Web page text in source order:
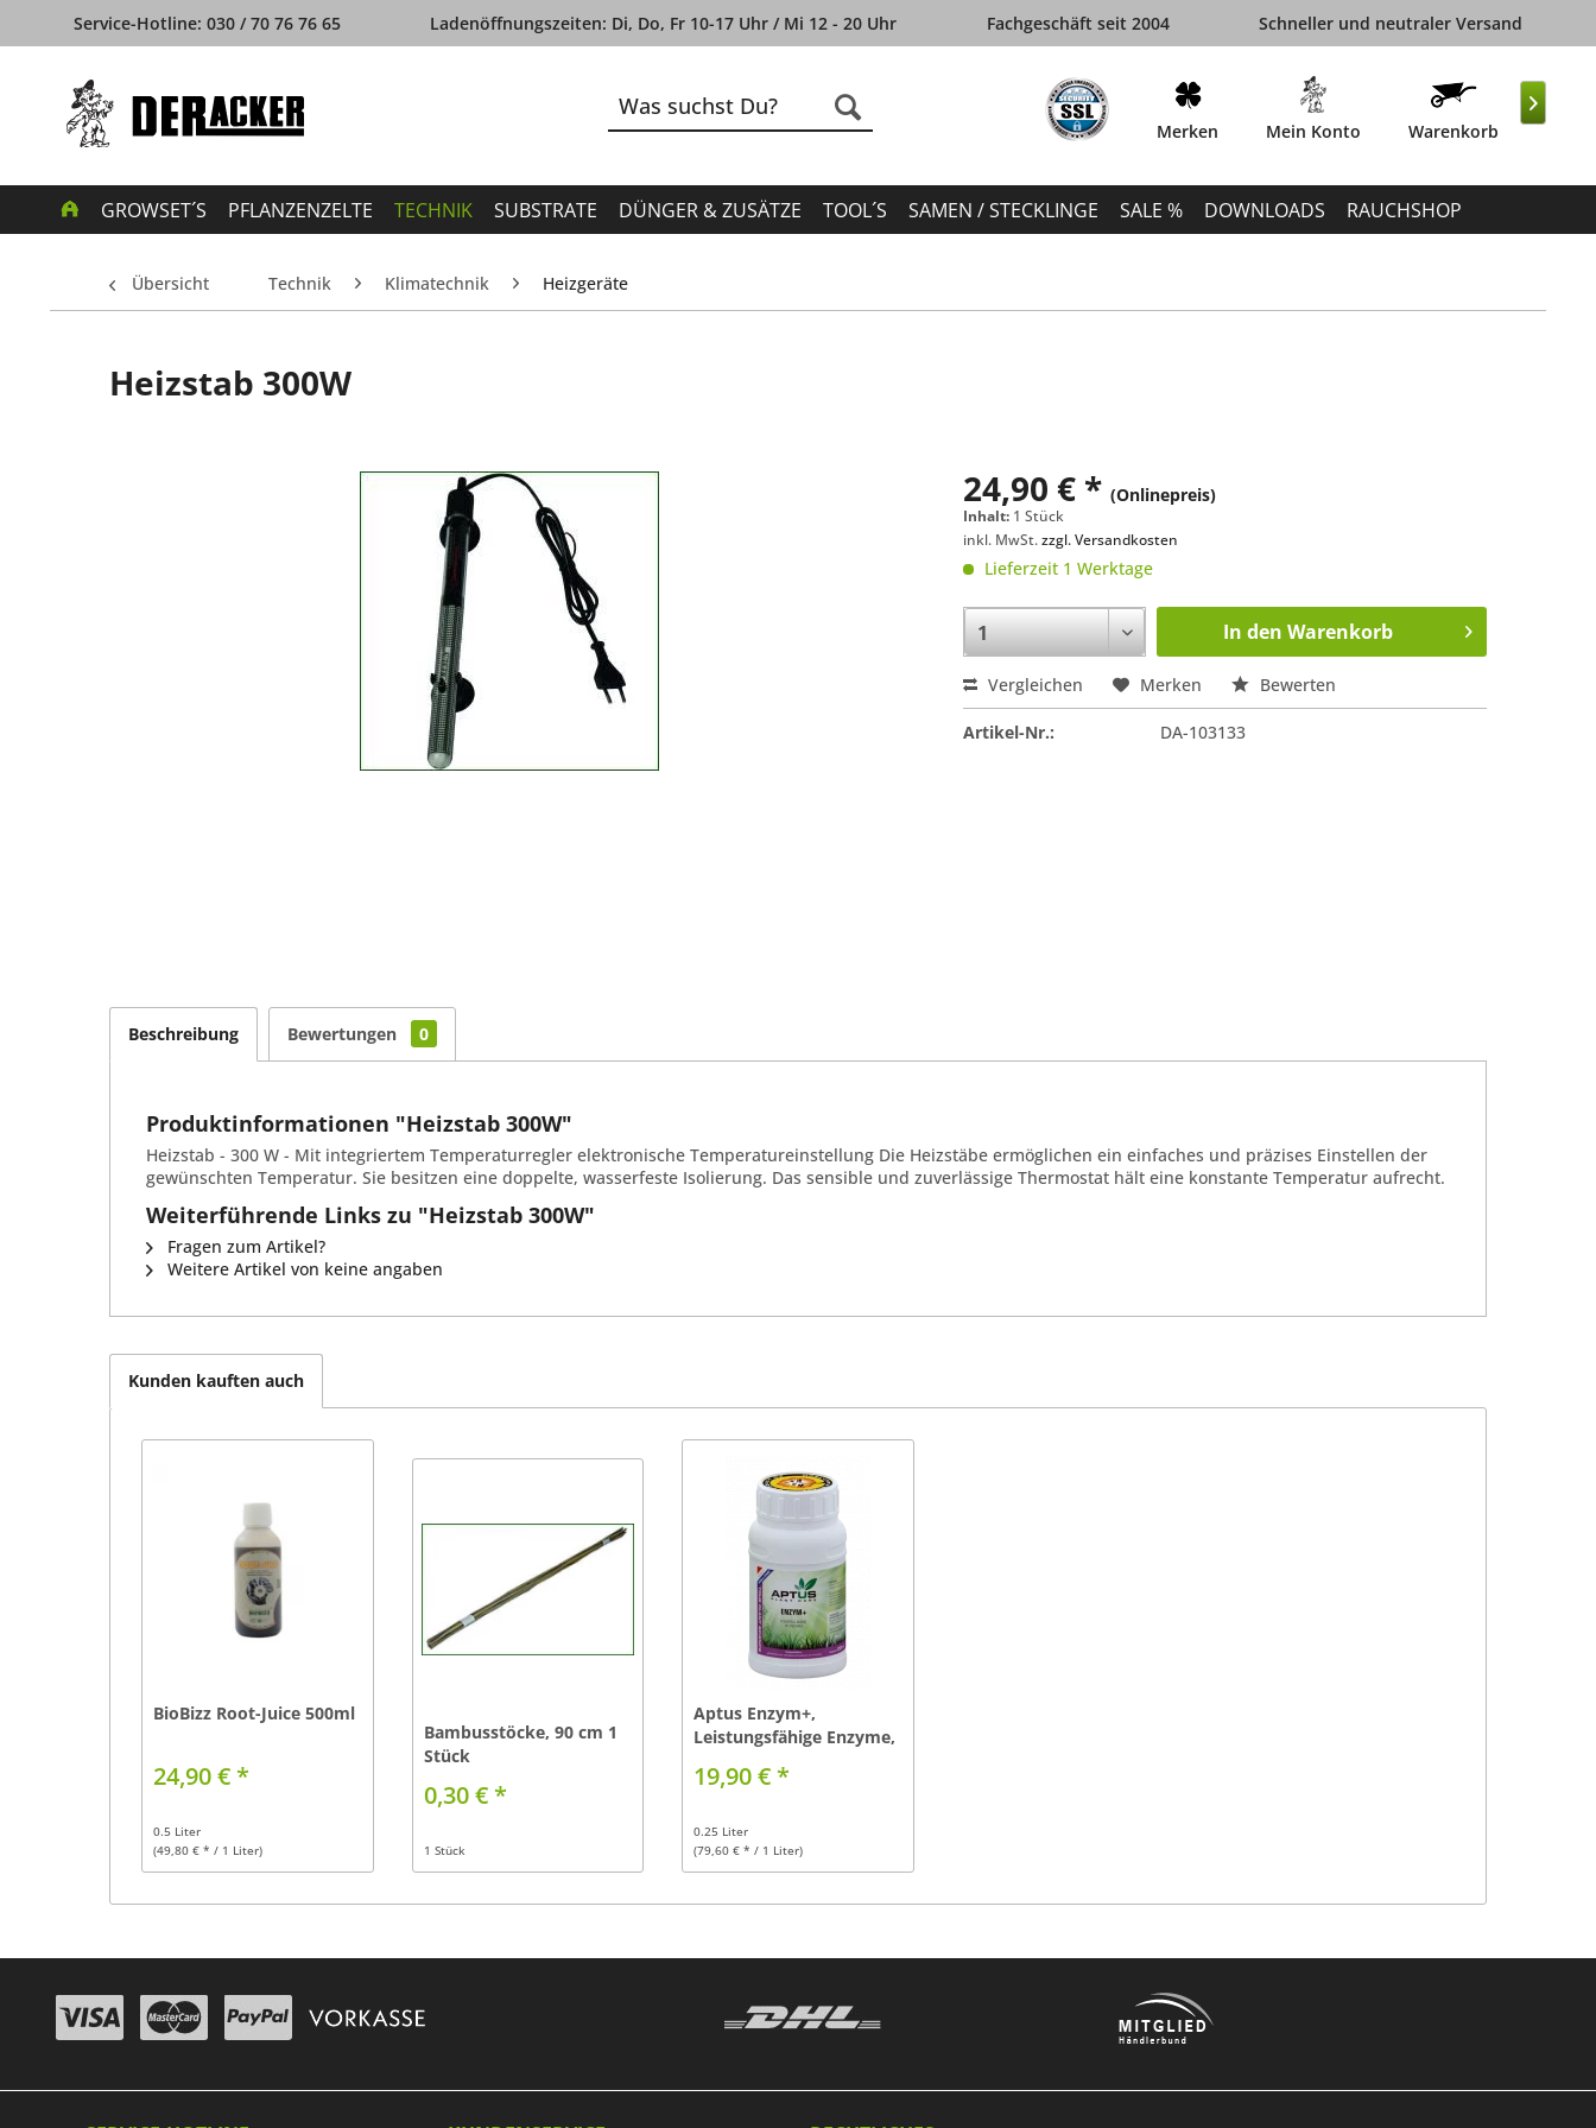
Service-Hotline: 030 / 70 76 76 65 Ladenöffnungszeiten: Di, Do, Fr 10-17 Uhr / Mi 12 - 20 Uhr Fachgeschäft seit 2004 Schneller und neutraler Versand
Merken Mein Konto Warenkorb
GROWSET´S PFLANZENZELTE TECHNIK SUBSTRATE DÜNGER & ZUSÄTZE TOOL´S SAMEN / STECKLINGE SALE % DOWNLOADS RAUCHSHOP

Übersicht Technik Klimatechnik Heizgeräte
Heizstab 300W
24,90 € *(Onlinepreis)
Inhalt: 1 Stück
inkl. MwSt.zzgl. Versandkosten
Lieferzeit 1 Werktage
In den Warenkorb
Vergleichen Merken Bewerten
Artikel-Nr.: DA-103133
Beschreibung Bewertungen 0
Produktinformationen "Heizstab 300W"
Heizstab - 300 W - Mit integriertem Temperaturregler elektronische Temperatureinstellung Die Heizstäbe ermöglichen ein einfaches und präzises Einstellen der
gewünschten Temperatur. Sie besitzen eine doppelte, wasserfeste Isolierung. Das sensible und zuverlässige Thermostat hält eine konstante Temperatur aufrecht.
Weiterführende Links zu "Heizstab 300W"
Fragen zum Artikel?
Weitere Artikel von keine angaben
Kunden kauften auch
BioBizz Root-Juice 500ml
24,90 € *
0.5 Liter
(49,80 € * / 1 Liter)
Bambusstöcke, 90 cm 1
Stück
0,30 € *
1 Stück
Aptus Enzym+,
Leistungsfähige Enzyme,
19,90 € *
0.25 Liter
(79,60 € * / 1 Liter)